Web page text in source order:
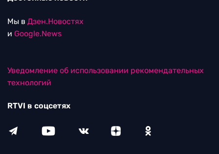
Мы в Дзен.Новостях
и Google.News
Уведомление об использовании рекомендательных
технологий
RTVI в соцсетях